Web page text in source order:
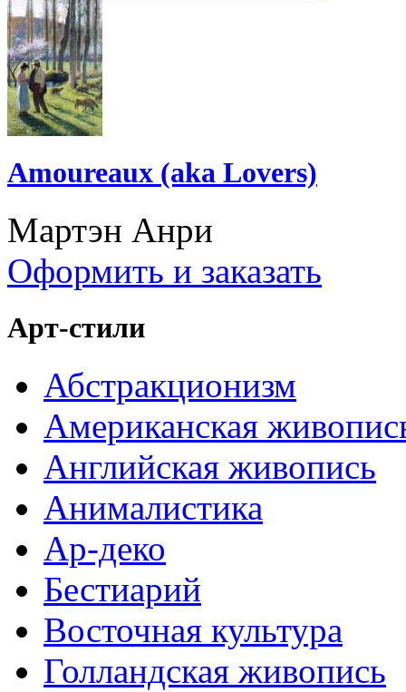
Amoureaux (aka Lovers)
Мартэн Анри
Оформить и заказать
Арт-стили
Абстракционизм
Американская
Английская живопись
Анималистика
Ар-деко
Бестиарий
Восточная культура
Голландская живопись